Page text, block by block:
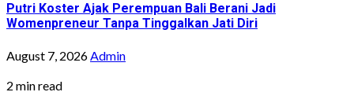
Putri Koster Ajak Perempuan Bali Berani Jadi
Womenpreneur Tanpa Tinggalkan Jati Diri
August 7, 2026 Admin
2 min read